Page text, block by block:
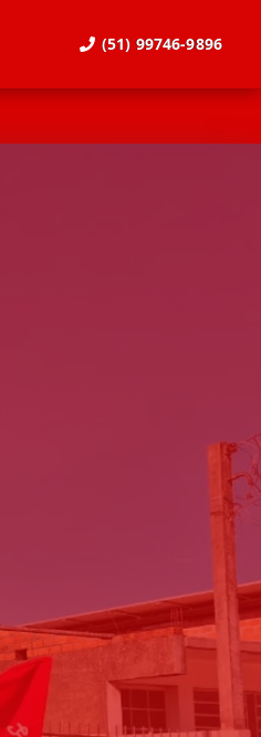
(51) 99746-9896